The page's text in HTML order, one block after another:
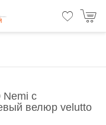
Nemi с
велюр velutto